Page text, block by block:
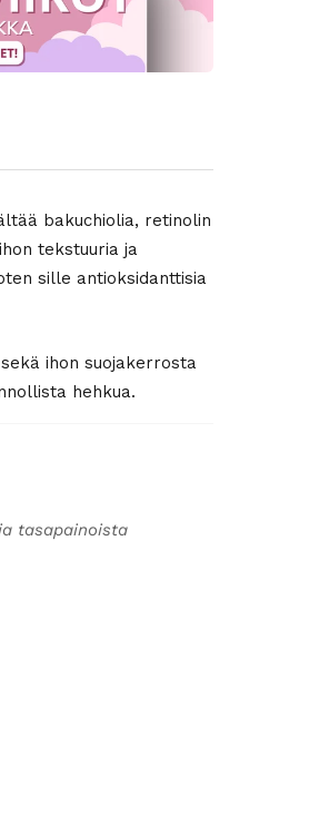
bakuchiolia, retinolin
tekstuuria ja
sille antioksidanttisia
ihon suojakerrosta
hehkua.
tasapainoista